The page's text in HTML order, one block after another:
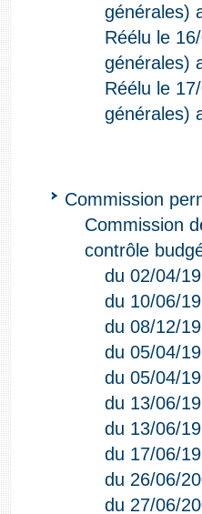
générales)
Réélu le
générales)
Réélu le
générales)
Commission
Commission
contrôle
du 02/04/
du 10/06/
du 08/12/
du 05/04/
du 05/04/
du 13/06/
du 13/06/
du 17/06/
du 26/06/
du 27/06/